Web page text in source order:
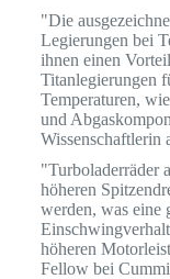
"Die
Legierungen bei
ihnen einen
Titanlegierungen
Temperaturen,
und
Wissenschaftlerin
"Turboladerräder
höheren
werden, was eine
höheren
Fellow bei